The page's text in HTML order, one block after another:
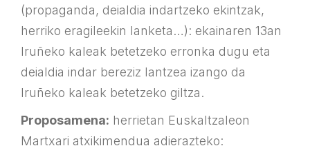
(propaganda, deialdia indartzeko ekintzak,
herriko eragileekin lanketa…): ekainaren 13an
Iruñeko kaleak betetzeko erronka dugu eta
deialdia indar bereziz lantzea izango da
Iruñeko kaleak betetzeko giltza.
Proposamena: herrietan Euskaltzaleon
Martxari atxikimendua adierazteko: